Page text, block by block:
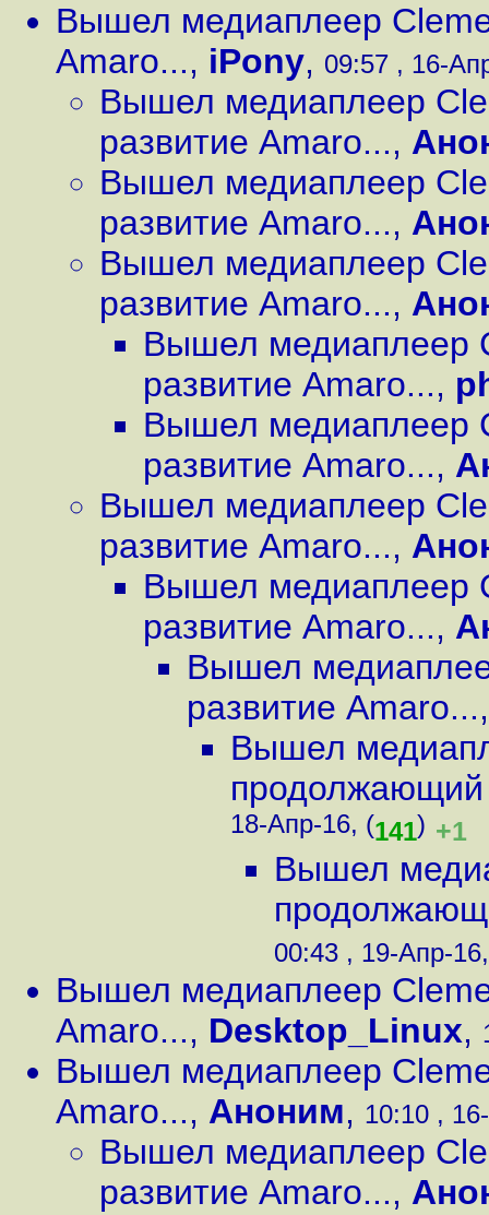
Вышел медиаплеер
Amaro..., iPony, 09:57 , 16-
Вышел медиаплеер
развитие Amaro...,
Вышел медиаплеер
развитие Amaro...,
Вышел медиаплеер
развитие Amaro...,
Вышел медиаплеер
развитие Amaro...,
Вышел медиаплеер
развитие Amaro...,
Вышел медиаплеер
развитие Amaro...,
Вышел медиаплеер
развитие Amaro...,
Вышел
развитие Amaro...
Вышел
продолжающий
18-Апр-16, (141) +1
Вышел
00:43 , 19-Апр-
Вышел медиаплеер
Amaro..., Desktop_Linux,
Вышел медиаплеер
Amaro..., Аноним, 10:10 ,
Вышел медиаплеер
развитие Amaro...,